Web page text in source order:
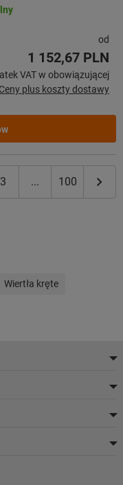
od
1 152,67 PLN
VAT w obowiązującej
Ceny plus koszty dostawy
3 ... 100
Wiertła kręte